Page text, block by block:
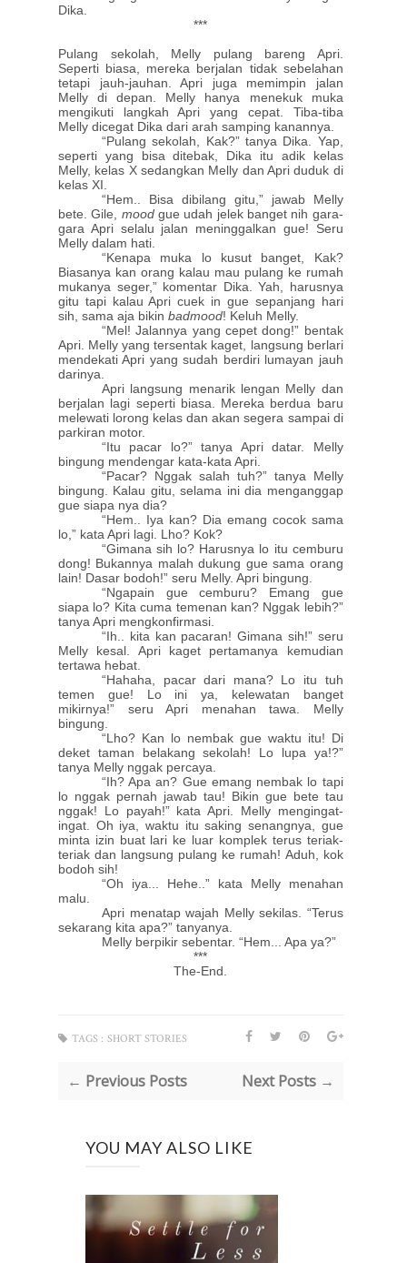
Dika.
***
Pulang sekolah, Melly pulang bareng Apri.
Seperti biasa, mereka berjalan tidak sebelahan
tetapi jauh-jauhan. Apri juga memimpin jalan
Melly di depan. Melly hanya menekuk muka
mengikuti langkah Apri yang cepat. Tiba-tiba
Melly dicegat Dika dari arah samping kanannya.
“Pulang sekolah, Kak?” tanya Dika. Yap,
seperti yang bisa ditebak, Dika itu adik kelas
Melly, kelas X sedangkan Melly dan Apri duduk di
kelas XI.
“Hem.. Bisa dibilang gitu,” jawab Melly
bete. Gile, moodgue udah jelek banget nih gara-
gara Apri selalu jalan meninggalkan gue! Seru
Melly dalam hati.
“Kenapa muka lo kusut banget, Kak?
Biasanya kan orang kalau mau pulang ke rumah
mukanya seger,” komentar Dika. Yah, harusnya
gitu tapi kalau Apri cuek in gue sepanjang hari
sih, sama aja bikin badmood! Keluh Melly.
“Mel! Jalannya yang cepet dong!” bentak
Apri. Melly yang tersentak kaget, langsung berlari
mendekati Apri yang sudah berdiri lumayan jauh
darinya.
Apri langsung menarik lengan Melly dan
berjalan lagi seperti biasa. Mereka berdua baru
melewati lorong kelas dan akan segera sampai di
parkiran motor.
“Itu pacar lo?” tanya Apri datar. Melly
bingung mendengar kata-kata Apri.
“Pacar? Nggak salah tuh?” tanya Melly
bingung. Kalau gitu, selama ini dia menganggap
gue siapa nya dia?
“Hem.. Iya kan? Dia emang cocok sama
lo,” kata Apri lagi. Lho? Kok?
“Gimana sih lo? Harusnya lo itu cemburu
dong! Bukannya malah dukung gue sama orang
lain! Dasar bodoh!” seru Melly. Apri bingung.
“Ngapain gue cemburu? Emang gue
siapa lo? Kita cuma temenan kan? Nggak lebih?”
tanya Apri mengkonfirmasi.
“Ih.. kita kan pacaran! Gimana sih!” seru
Melly kesal. Apri kaget pertamanya kemudian
tertawa hebat.
“Hahaha, pacar dari mana? Lo itu tuh
temen gue! Lo ini ya, kelewatan banget
mikirnya!” seru Apri menahan tawa. Melly
bingung.
“Lho? Kan lo nembak gue waktu itu! Di
deket taman belakang sekolah! Lo lupa ya!?”
tanya Melly nggak percaya.
“Ih? Apa an? Gue emang nembak lo tapi
lo nggak pernah jawab tau! Bikin gue bete tau
nggak! Lo payah!” kata Apri. Melly mengingat-
ingat. Oh iya, waktu itu saking senangnya, gue
minta izin buat lari ke luar komplek terus teriak-
teriak dan langsung pulang ke rumah! Aduh, kok
bodoh sih!
“Oh iya... Hehe..” kata Melly menahan
malu.
Apri menatap wajah Melly sekilas. “Terus
sekarang kita apa?” tanyanya.
Melly berpikir sebentar. “Hem... Apa ya?”
***
The-End.
TAGS : SHORT STORIES
← Previous Posts Next Posts →
YOU MAY ALSO LIKE